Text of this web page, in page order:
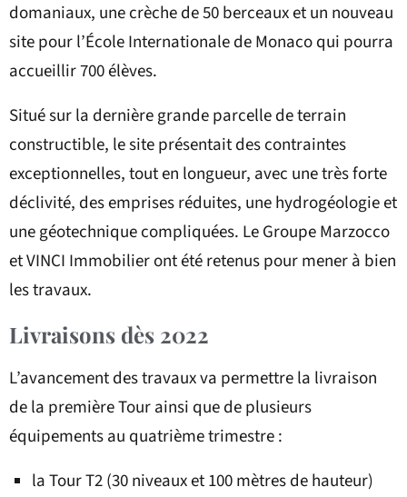
domaniaux, une crèche de 50 berceaux et un nouveau
site pour l’École Internationale de Monaco qui pourra
accueillir 700 élèves.
Situé sur la dernière grande parcelle de terrain
constructible, le site présentait des contraintes
exceptionnelles, tout en longueur, avec une très forte
déclivité, des emprises réduites, une hydrogéologie et
une géotechnique compliquées. Le Groupe Marzocco
et VINCI Immobilier ont été retenus pour mener à bien
les travaux.
Livraisons dès 2022
L’avancement des travaux va permettre la livraison
de la première Tour ainsi que de plusieurs
équipements au quatrième trimestre :
la Tour T2 (30 niveaux et 100 mètres de hauteur)